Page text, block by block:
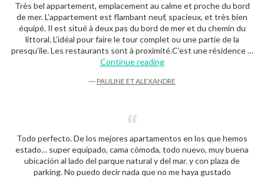
Très bel appartement, emplacement au calme et proche du bord
de mer. L’appartement est flambant neuf, spacieux, et très bien
équipé. Il est situé à deux pas du bord de mer et du chemin du
littoral. L’idéal pour faire le tour complet ou une partie de la
presqu’ile. Les restaurants sont à proximité.C’est une résidence …
Continue reading« Pauline et Alexandre »
― PAULINE ET ALEXANDRE
Todo perfecto. De los mejores apartamentos en los que hemos
estado… super equipado, cama cómoda, todo nuevo, muy buena
ubicación al lado del parque natural y del mar. y con plaza de
parking. No puedo decir nada que no me haya gustado